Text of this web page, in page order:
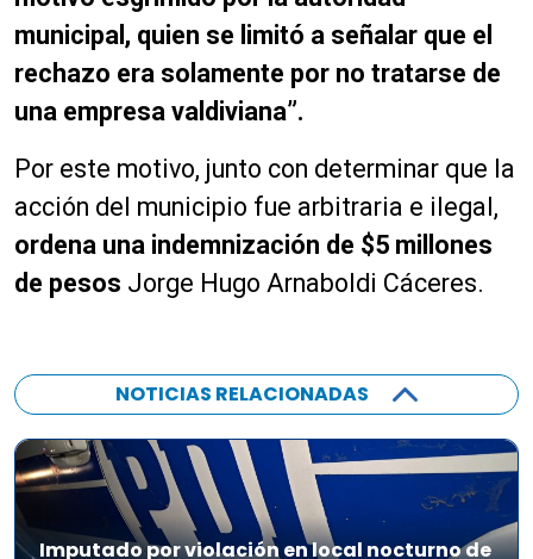
municipal, quien se limitó a señalar que el
rechazo era solamente por no tratarse de
una empresa valdiviana”.
Por este motivo, junto con determinar que la
acción del municipio fue arbitraria e ilegal,
ordena una indemnización de $5 millones
de pesos Jorge Hugo Arnaboldi Cáceres.
NOTICIAS RELACIONADAS
Imputado por violación en local nocturno de